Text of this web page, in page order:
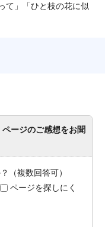
て」「ひと枝の花に似
ージのご感想をお聞
（複数回答可）
ページを探しにく